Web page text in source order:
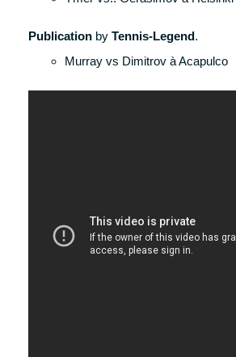
Publication by Tennis-Legend.
Murray vs Dimitrov à Acapulco